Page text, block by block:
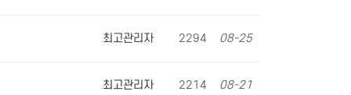
최고관리자 2294 08-25
최고관리자 2214 08-21